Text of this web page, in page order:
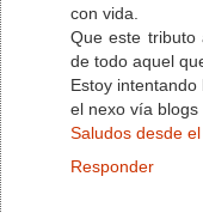
con vida.
Que este tributo
de todo aquel
Estoy
el nexo vía blogs
Saludos desde
Responder